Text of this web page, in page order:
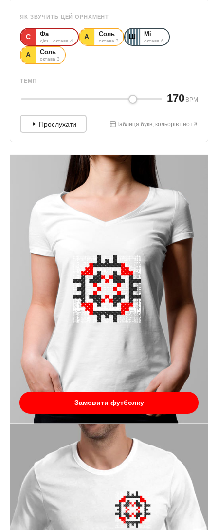
Замовити футболку
ЯК ЗВУЧИТЬ ЦЕЙ ОРНАМЕНТ
С Фа
дієз · октава 4 А Соль
октава 3 Ш Мі
октава 6
А Соль
октава 3
ТЕМП
170 BPM
Прослухати Таблиця букв, кольорів і нот